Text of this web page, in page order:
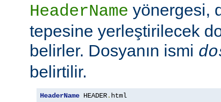
HeaderName yönergesi,
tepesine yerleştirilecek
belirler. Dosyanın ismi
belirtilir.
HeaderName HEADER. html